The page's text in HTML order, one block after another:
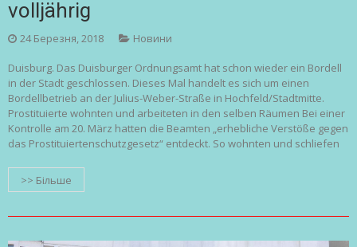
volljährig
24 Березня, 2018 Новини
Duisburg. Das Duisburger Ordnungsamt hat schon wieder ein Bordell
in der Stadt geschlossen. Dieses Mal handelt es sich um einen
Bordellbetrieb an der Julius-Weber-Straße in Hochfeld/Stadtmitte.
Prostituierte wohnten und arbeiteten in den selben Räumen Bei einer
Kontrolle am 20. März hatten die Beamten „erhebliche Verstöße gegen
das Prostituiertenschutzgesetz“ entdeckt. So wohnten und schliefen
>> Більше